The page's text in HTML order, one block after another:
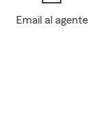
Email al agente